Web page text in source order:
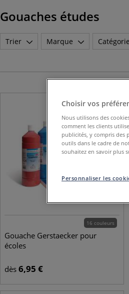
Gouaches études
Trier Marque
16 couleurs
Gouache Gerstaecker pour
écoles
dès 6,95 €
Choisir vos
Nous utilisons des
comment les clients
publicités, y compris des
outils dans le cadre de
souhaitez en savoir plus
Personnaliser les